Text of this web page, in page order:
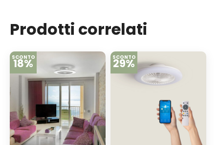
Prodotti correlati
SCONTO
18% SCONTO
29%